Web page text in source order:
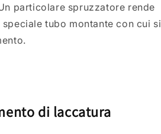
particolare spruzzatore rende
tubo montante con cui si
di laccatura